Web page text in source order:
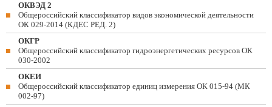
ОКВЭД 2
Общероссийский классификатор видов экономической деятельности
ОК 029-2014 (КДЕС РЕД. 2)
ОКГР
Общероссийский классификатор гидроэнергетических ресурсов ОК
030-2002
ОКЕИ
Общероссийский классификатор единиц измерения ОК 015-94 (МК
002-97)